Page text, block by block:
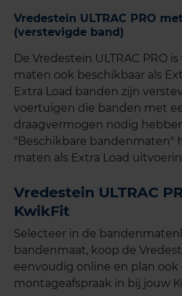
Vredestein ULTRAC PRO
(verstevigde band)
De Vredestein ULTRAC PRO
maten ook beschikbaar als
Extra Load banden zijn
voertuigen die banden met
draagvermogen nodig
"Beschikbare bandenmaten"
maten als Extra Load
Vredestein ULTRAC
KwikFit
Selecteer in de
bandenmaat, koop de
eenvoudig online en plan ook
montageafspraak in bij jouw